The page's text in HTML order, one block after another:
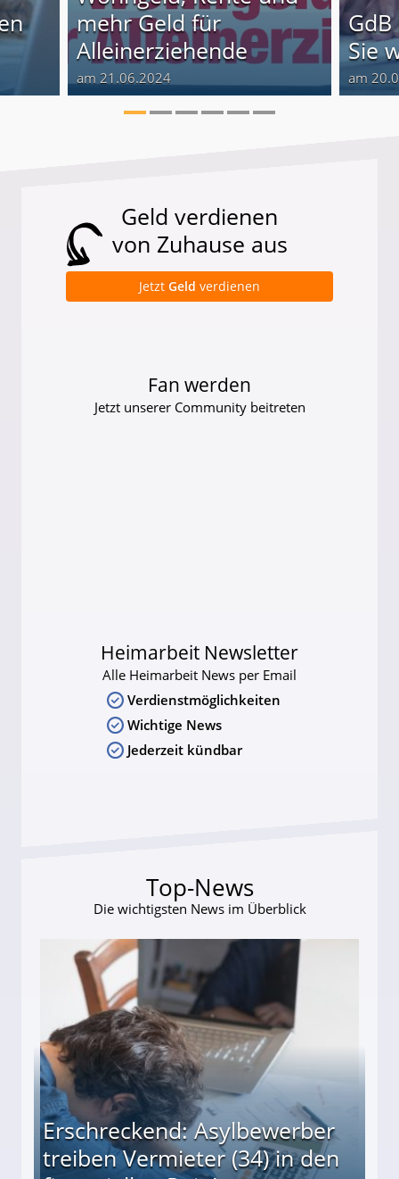
mehr Geld für
Alleinerziehende
am 21.06.2024
Sie
am
Geld verdienen
von Zuhause aus
Jetzt Geld verdienen
Fan werden
Jetzt unserer Community beitreten
Heimarbeit Newsletter
Alle Heimarbeit News per Email
Verdienstmöglichkeiten
Wichtige News
Jederzeit kündbar
Top-News
Die wichtigsten News im Überblick
Erschreckend: Asylbewerber
treiben Vermieter (34) in den